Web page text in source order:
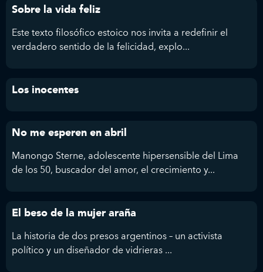
Sobre la vida feliz
Este texto filosófico estoico nos invita a redefinir el
verdadero sentido de la felicidad, explo...
Los inocentes
No me esperen en abril
Manongo Sterne, adolescente hipersensible del Lima
de los 50, buscador del amor, el crecimiento y...
El beso de la mujer araña
La historia de dos presos argentinos – un activista
político y un diseñador de vidrieras ...